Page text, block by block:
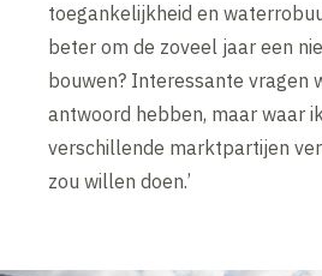
toegankelijkheid en
beter om de zoveel jaar een
bouwen? Interessante vragen
antwoord hebben, maar waar
verschillende marktpartijen
zou willen doen.’